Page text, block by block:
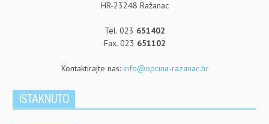
HR-23248 Ražanac
Tel. 023 651402
Fax. 023 651102
Kontaktirajte nas: info@opcina-razanac.hr
ISTAKNUTO